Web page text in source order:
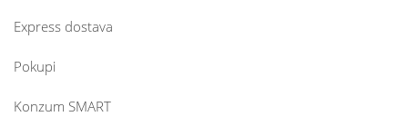
Express dostava
Pokupi
Konzum SMART